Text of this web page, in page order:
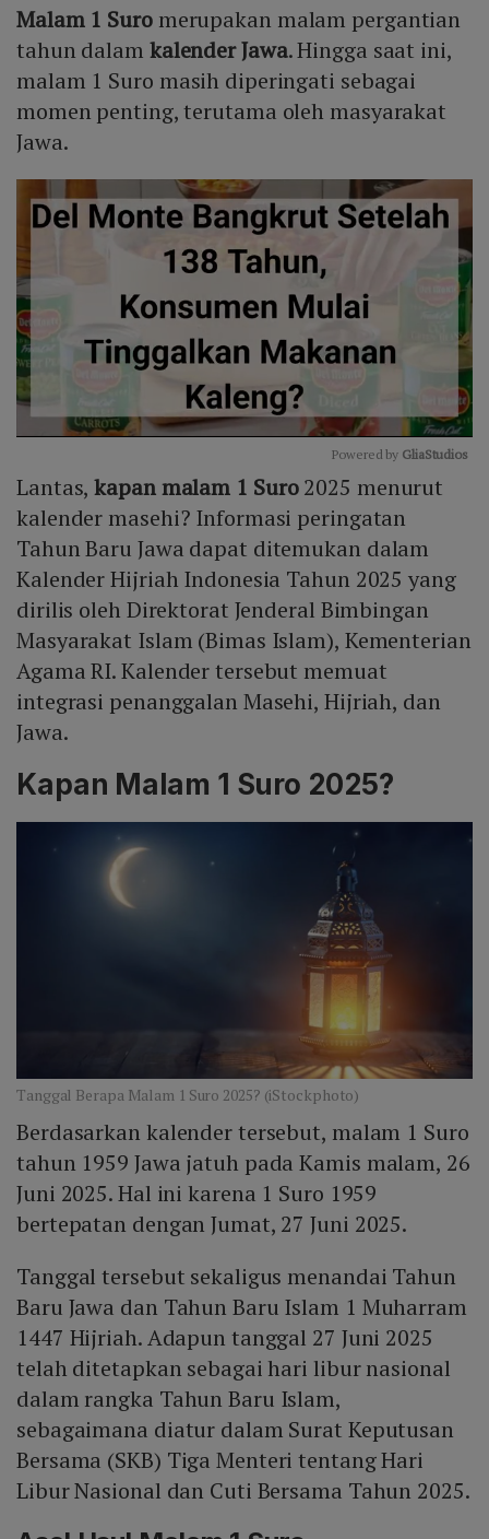
Malam 1 Suromerupakan malam pergantian
tahun dalam kalender Jawa. Hingga saat ini,
malam 1 Suro masih diperingati sebagai
momen penting, terutama oleh masyarakat
Jawa.
Mute
Powered by GliaStudios
Lantas,kapan malam 1 Suro2025 menurut
kalender masehi? Informasi peringatan
Tahun Baru Jawa dapat ditemukan dalam
Kalender Hijriah Indonesia Tahun 2025 yang
dirilis oleh Direktorat Jenderal Bimbingan
Masyarakat Islam (Bimas Islam), Kementerian
Agama RI. Kalender tersebut memuat
integrasi penanggalan Masehi, Hijriah, dan
Jawa.
Kapan Malam 1 Suro 2025?
Tanggal Berapa Malam 1 Suro 2025? (iStockphoto)
Berdasarkan kalender tersebut, malam 1 Suro
tahun 1959 Jawa jatuh pada Kamis malam, 26
Juni 2025. Hal ini karena 1 Suro 1959
bertepatan dengan Jumat, 27 Juni 2025.
Tanggal tersebut sekaligus menandai Tahun
Baru Jawa dan Tahun Baru Islam 1 Muharram
1447 Hijriah. Adapun tanggal 27 Juni 2025
telah ditetapkan sebagai hari libur nasional
dalam rangka Tahun Baru Islam,
sebagaimana diatur dalam Surat Keputusan
Bersama (SKB) Tiga Menteri tentang Hari
Libur Nasional dan Cuti Bersama Tahun 2025.